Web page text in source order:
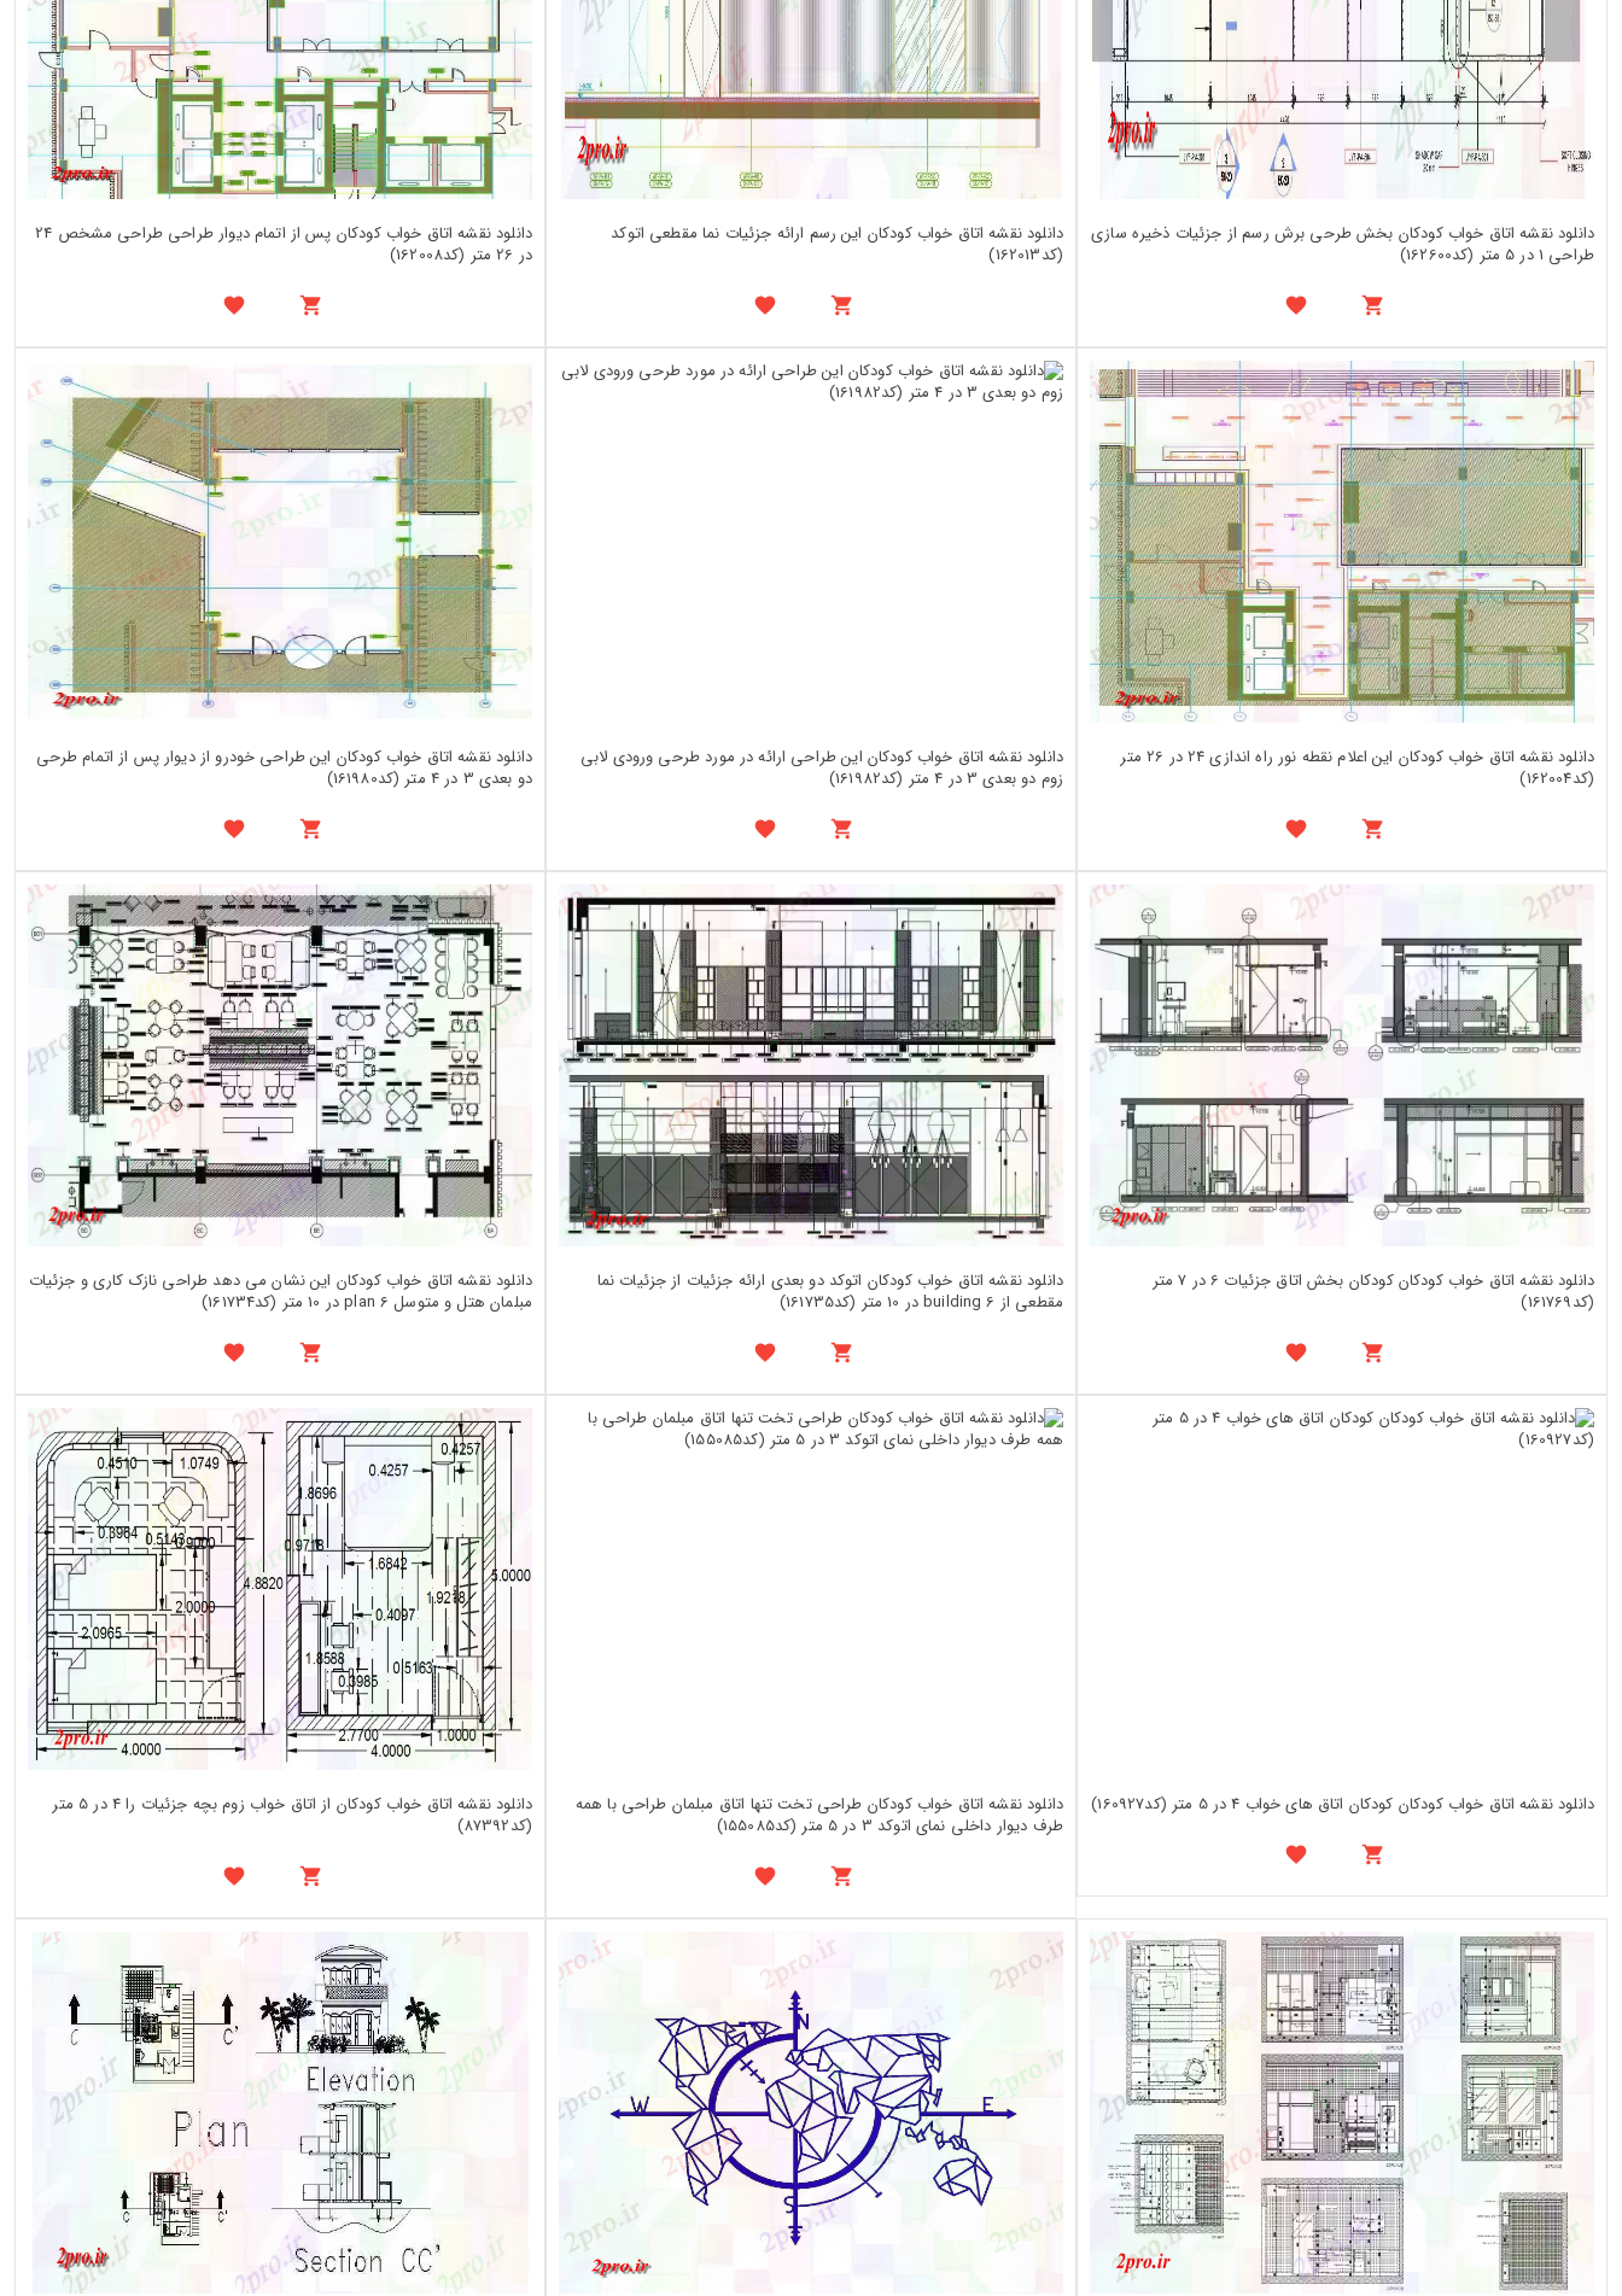
دانلود نقشه اتاق خواب کودکان بخش طرحی برش رسم از جزئیات ذخیره سازی
طراحی 1 در 5 متر (کد162600)
دانلود نقشه اتاق خواب کودکان این رسم ارائه جزئیات نما مقطعی اتوکد
(کد162013)
دانلود نقشه اتاق خواب کودکان پس از اتمام دیوار طراحی طراحی مشخص 24
در 26 متر (کد162008)
دانلود نقشه اتاق خواب کودکان این اعلام نقطه نور راه اندازی 24 در 26 متر
(کد162004)
دانلود نقشه اتاق خواب کودکان این طراحی ارائه در مورد طرحی ورودی لابی
زوم دو بعدی 3 در 4 متر (کد161982)
دانلود نقشه اتاق خواب کودکان این طراحی خودرو از دیوار پس از اتمام طرحی
دو بعدی 3 در 4 متر (کد161980)
دانلود نقشه اتاق خواب کودکان کودکان بخش اتاق جزئیات 6 در 7 متر
(کد161769)
دانلود نقشه اتاق خواب کودکان اتوکد دو بعدی ارائه جزئیات از جزئیات نما
مقطعی از building 6 در 10 متر (کد161735)
دانلود نقشه اتاق خواب کودکان این نشان می دهد طراحی نازک کاری و جزئیات
مبلمان هتل و متوسل plan 6 در 10 متر (کد161734)
دانلود نقشه اتاق خواب کودکان کودکان اتاق های خواب 4 در 5 متر (کد160927)
دانلود نقشه اتاق خواب کودکان طراحی تخت تنها اتاق مبلمان طراحی با همه
طرف دیوار داخلی نمای اتوکد 3 در 5 متر (کد155085)
دانلود نقشه اتاق خواب کودکان از اتاق خواب زوم بچه جزئیات را 4 در 5 متر
(کد87392)